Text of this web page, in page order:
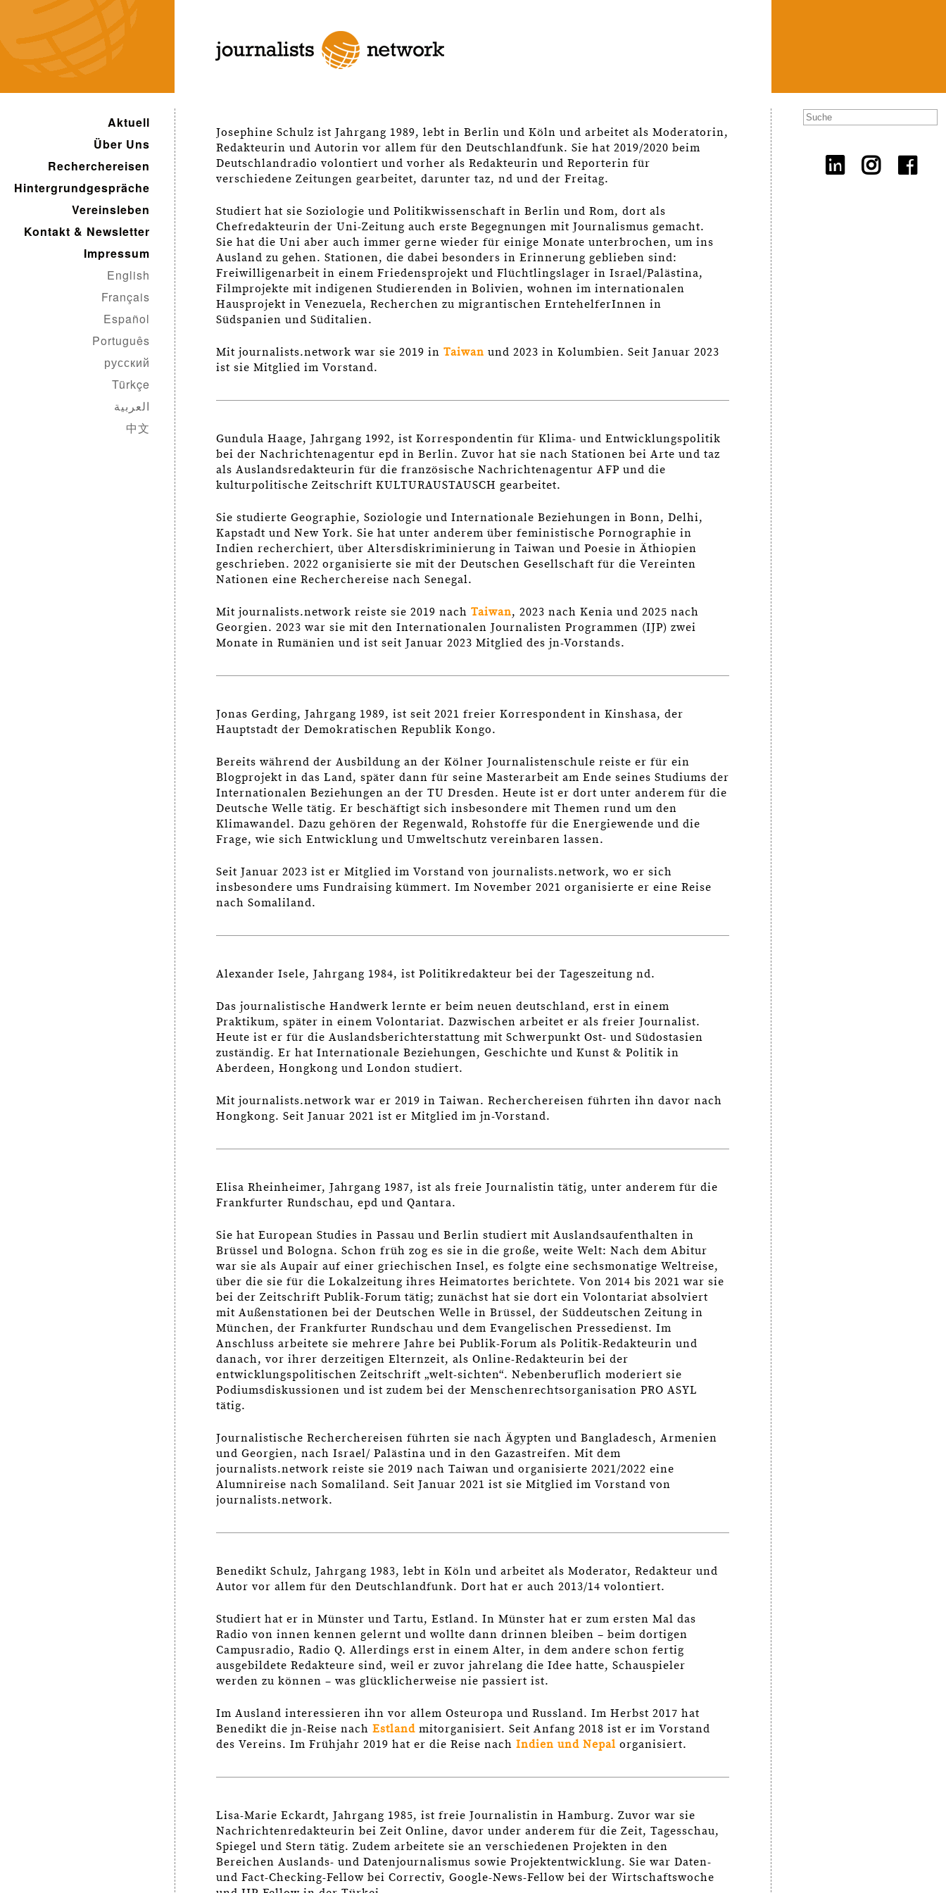
Aktuell
Über Uns
Recherchereisen
Hintergrundgespräche
Vereinsleben
Kontakt & Newsletter
Impressum
English
Français
Español
Português
русский
Türkçe
العربية
中文
Josephine Schulz ist Jahrgang 1989, lebt in Berlin und Köln und arbeitet als Moderatorin,
Redakteurin und Autorin vor allem für den Deutschlandfunk. Sie hat 2019/2020 beim
Deutschlandradio volontiert und vorher als Redakteurin und Reporterin für
verschiedene Zeitungen gearbeitet, darunter taz, nd und der Freitag.
Studiert hat sie Soziologie und Politikwissenschaft in Berlin und Rom, dort als
Chefredakteurin der Uni-Zeitung auch erste Begegnungen mit Journalismus gemacht.
Sie hat die Uni aber auch immer gerne wieder für einige Monate unterbrochen, um ins
Ausland zu gehen. Stationen, die dabei besonders in Erinnerung geblieben sind:
Freiwilligenarbeit in einem Friedensprojekt und Flüchtlingslager in Israel/Palästina,
Filmprojekte mit indigenen Studierenden in Bolivien, wohnen im internationalen
Hausprojekt in Venezuela, Recherchen zu migrantischen ErntehelferInnen in
Südspanien und Süditalien.
Mit journalists.network war sie 2019 in Taiwan und 2023 in Kolumbien. Seit Januar 2023
ist sie Mitglied im Vorstand.
Gundula Haage, Jahrgang 1992, ist Korrespondentin für Klima- und Entwicklungspolitik
bei der Nachrichtenagentur epd in Berlin. Zuvor hat sie nach Stationen bei Arte und taz
als Auslandsredakteurin für die französische Nachrichtenagentur AFP und die
kulturpolitische Zeitschrift KULTURAUSTAUSCH gearbeitet.
Sie studierte Geographie, Soziologie und Internationale Beziehungen in Bonn, Delhi,
Kapstadt und New York. Sie hat unter anderem über feministische Pornographie in
Indien recherchiert, über Altersdiskriminierung in Taiwan und Poesie in Äthiopien
geschrieben. 2022 organisierte sie mit der Deutschen Gesellschaft für die Vereinten
Nationen eine Recherchereise nach Senegal.
Mit journalists.network reiste sie 2019 nach Taiwan, 2023 nach Kenia und 2025 nach
Georgien. 2023 war sie mit den Internationalen Journalisten Programmen (IJP) zwei
Monate in Rumänien und ist seit Januar 2023 Mitglied des jn-Vorstands.
Jonas Gerding, Jahrgang 1989, ist seit 2021 freier Korrespondent in Kinshasa, der
Hauptstadt der Demokratischen Republik Kongo.
Bereits während der Ausbildung an der Kölner Journalistenschule reiste er für ein
Blogprojekt in das Land, später dann für seine Masterarbeit am Ende seines Studiums der
Internationalen Beziehungen an der TU Dresden. Heute ist er dort unter anderem für die
Deutsche Welle tätig. Er beschäftigt sich insbesondere mit Themen rund um den
Klimawandel. Dazu gehören der Regenwald, Rohstoffe für die Energiewende und die
Frage, wie sich Entwicklung und Umweltschutz vereinbaren lassen.
Seit Januar 2023 ist er Mitglied im Vorstand von journalists.network, wo er sich
insbesondere ums Fundraising kümmert. Im November 2021 organisierte er eine Reise
nach Somaliland.
Alexander Isele, Jahrgang 1984, ist Politikredakteur bei der Tageszeitung nd.
Das journalistische Handwerk lernte er beim neuen deutschland, erst in einem
Praktikum, später in einem Volontariat. Dazwischen arbeitet er als freier Journalist.
Heute ist er für die Auslandsberichterstattung mit Schwerpunkt Ost- und Südostasien
zuständig. Er hat Internationale Beziehungen, Geschichte und Kunst & Politik in
Aberdeen, Hongkong und London studiert.
Mit journalists.network war er 2019 in Taiwan. Recherchereisen führten ihn davor nach
Hongkong. Seit Januar 2021 ist er Mitglied im jn-Vorstand.
Elisa Rheinheimer, Jahrgang 1987, ist als freie Journalistin tätig, unter anderem für die
Frankfurter Rundschau, epd und Qantara.
Sie hat European Studies in Passau und Berlin studiert mit Auslandsaufenthalten in
Brüssel und Bologna. Schon früh zog es sie in die große, weite Welt: Nach dem Abitur
war sie als Aupair auf einer griechischen Insel, es folgte eine sechsmonatige Weltreise,
über die sie für die Lokalzeitung ihres Heimatortes berichtete. Von 2014 bis 2021 war sie
bei der Zeitschrift Publik-Forum tätig; zunächst hat sie dort ein Volontariat absolviert
mit Außenstationen bei der Deutschen Welle in Brüssel, der Süddeutschen Zeitung in
München, der Frankfurter Rundschau und dem Evangelischen Pressedienst. Im
Anschluss arbeitete sie mehrere Jahre bei Publik-Forum als Politik-Redakteurin und
danach, vor ihrer derzeitigen Elternzeit, als Online-Redakteurin bei der
entwicklungspolitischen Zeitschrift „welt-sichten“. Nebenberuflich moderiert sie
Podiumsdiskussionen und ist zudem bei der Menschenrechtsorganisation PRO ASYL
tätig.
Journalistische Recherchereisen führten sie nach Ägypten und Bangladesch, Armenien
und Georgien, nach Israel/ Palästina und in den Gazastreifen. Mit dem
journalists.network reiste sie 2019 nach Taiwan und organisierte 2021/2022 eine
Alumnireise nach Somaliland. Seit Januar 2021 ist sie Mitglied im Vorstand von
journalists.network.
Benedikt Schulz, Jahrgang 1983, lebt in Köln und arbeitet als Moderator, Redakteur und
Autor vor allem für den Deutschlandfunk. Dort hat er auch 2013/14 volontiert.
Studiert hat er in Münster und Tartu, Estland. In Münster hat er zum ersten Mal das
Radio von innen kennen gelernt und wollte dann drinnen bleiben – beim dortigen
Campusradio, Radio Q. Allerdings erst in einem Alter, in dem andere schon fertig
ausgebildete Redakteure sind, weil er zuvor jahrelang die Idee hatte, Schauspieler
werden zu können – was glücklicherweise nie passiert ist.
Im Ausland interessieren ihn vor allem Osteuropa und Russland. Im Herbst 2017 hat
Benedikt die jn-Reise nach Estland mitorganisiert. Seit Anfang 2018 ist er im Vorstand
des Vereins. Im Frühjahr 2019 hat er die Reise nach Indien und Nepal organisiert.
Lisa-Marie Eckardt, Jahrgang 1985, ist freie Journalistin in Hamburg. Zuvor war sie
Nachrichtenredakteurin bei Zeit Online, davor under anderem für die Zeit, Tagesschau,
Spiegel und Stern tätig. Zudem arbeitete sie an verschiedenen Projekten in den
Bereichen Auslands- und Datenjournalismus sowie Projektentwicklung. Sie war Daten-
und Fact-Checking-Fellow bei Correctiv, Google-News-Fellow bei der Wirtschaftswoche